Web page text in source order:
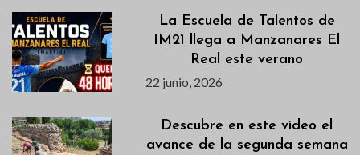
La Escuela de Talentos de
IM21 llega a Manzanares El
Real este verano
22 junio, 2026
Descubre en este vídeo el
avance de la segunda semana